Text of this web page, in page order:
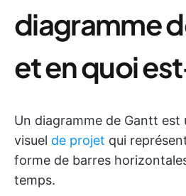
diagramme
et en quoi
Un diagramme de Gantt est
visuel de projet qui
forme de barres
temps.